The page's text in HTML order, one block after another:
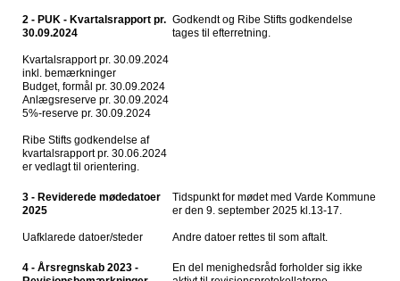
2 - PUK - Kvartalsrapport pr.
30.09.2024
Kvartalsrapport pr. 30.09.2024
inkl. bemærkninger
Budget, formål pr. 30.09.2024
Anlægsreserve pr. 30.09.2024
5%-reserve pr. 30.09.2024
Ribe Stifts godkendelse af
kvartalsrapport pr. 30.06.2024
er vedlagt til orientering.
Godkendt og Ribe Stifts godkendelse
tages til efterretning.
3 - Reviderede mødedatoer
2025
Uafklarede datoer/steder
Tidspunkt for mødet med Varde Kommune
er den 9. september 2025 kl.13-17.
Andre datoer rettes til som aftalt.
4 - Årsregnskab 2023 -
En del menighedsråd forholder sig ikke